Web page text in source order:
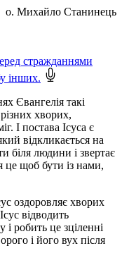
о. Михайло Станинець
стражданнями
інших.
Євангелія такі
хворих,
І постава Ісуса є
відкликається на
біля людини і звертає
це щоб бути із нами,
оздоровляє хворих
відводить
і робить це зціленні
і його вух після